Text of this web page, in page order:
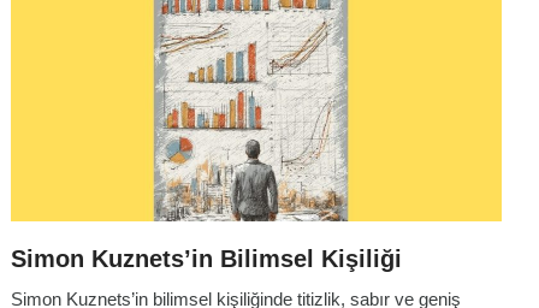
Simon Kuznets’in Bilimsel Kişiliği
Simon Kuznets’in bilimsel kişiliğinde titizlik, sabır ve geniş